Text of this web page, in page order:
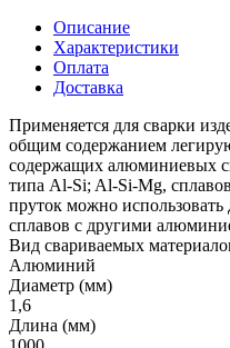
Описание
Характеристики
Оплата
Доставка
Применяется для сварки
общим содержанием
содержащих алюминиевых
типа Al-Si; Al-Si-Mg,
пруток можно
сплавов с другими
Вид свариваемых
Алюминий
Диаметр (мм)
1,6
Длина (мм)